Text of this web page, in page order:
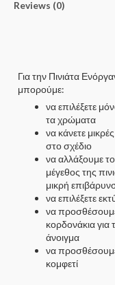
Reviews (0)
Για την Πινιάτα
μπορούμε:
να επιλέξετε
τα χρώματα
να κάνετε
στο σχέδιο
να αλλάξουμε το
μέγεθος της
μικρή
να επιλέξετε
να
κορδονάκια για
άνοιγμα
να
κομφετί